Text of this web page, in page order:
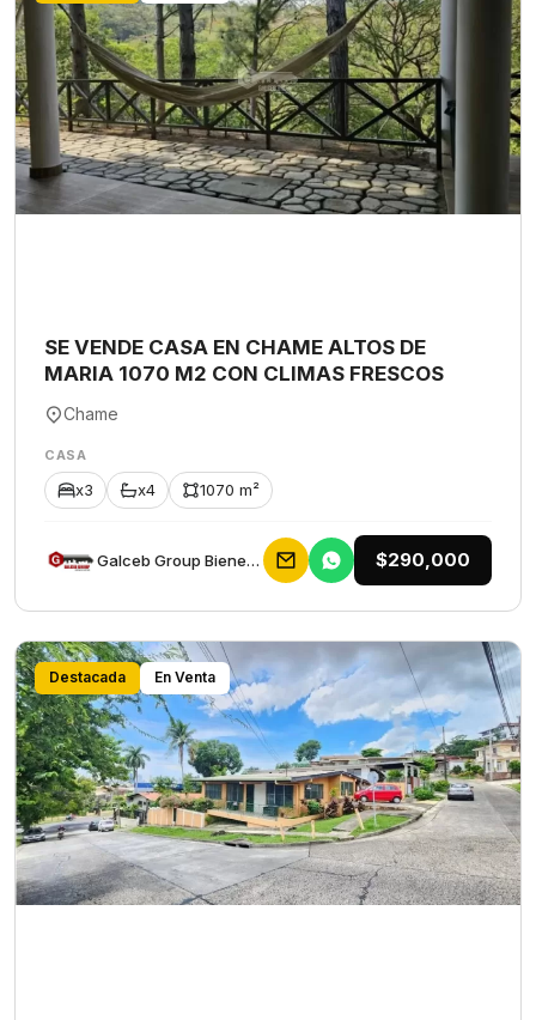
SE VENDE CASA EN CHAME ALTOS DE
MARIA 1070 M2 CON CLIMAS FRESCOS
Chame
CASA
x3 x4 1070 m²
Galceb Group Bienes Raices $290,000
Destacada En Venta